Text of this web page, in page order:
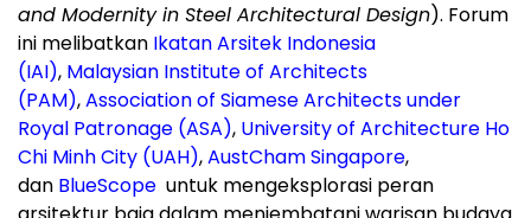
and Modernity in Steel Architectural Design). Forum
ini melibatkan Ikatan Arsitek Indonesia
(IAI), Malaysian Institute of Architects
(PAM),Association of Siamese Architects under
Royal Patronage (ASA), University of Architecture Ho
Chi Minh City (UAH),AustCham Singapore,
dan BlueScope untuk mengeksplorasi peran